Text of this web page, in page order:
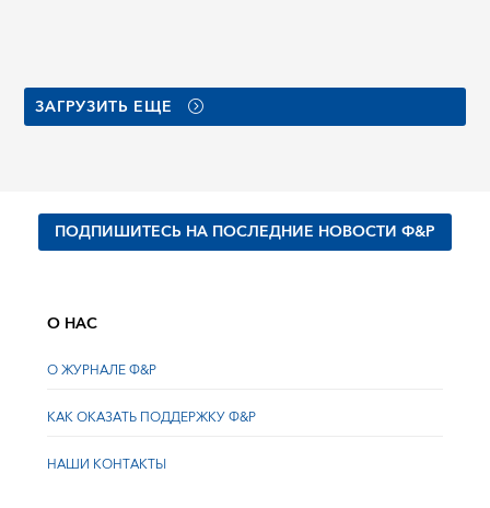
ЗАГРУЗИТЬ ЕЩЕ
ПОДПИШИТЕСЬ НА ПОСЛЕДНИЕ НОВОСТИ Ф&Р
О НАС
О ЖУРНАЛЕ Ф&Р
КАК ОКАЗАТЬ ПОДДЕРЖКУ Ф&Р
НАШИ КОНТАКТЫ